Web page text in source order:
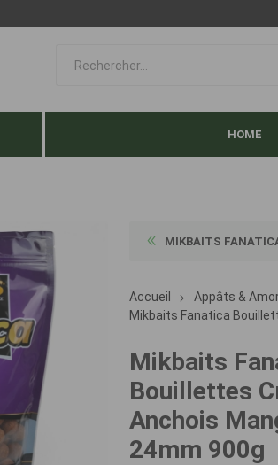
HOME
MIKBAITS FANATICA
Accueil Appâts &
Mikbaits Fanatica
Mikbaits
Bouillettes
Anchois
24mm 900g